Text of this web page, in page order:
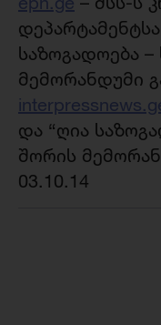
საზოგადოება
მემორანდუმი
და “ღია
შორის
03.10.14